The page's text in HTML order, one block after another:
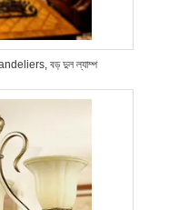
বড় দুল ল্যাম্প